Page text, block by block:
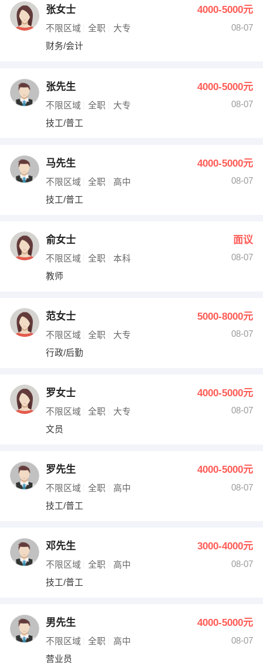
张女士 4000-5000元
不限区域 全职 大专
08-07
财务/会计
张先生 4000-5000元
不限区域 全职 大专
08-07
技工/普工
马先生 4000-5000元
不限区域 全职 高中
08-07
技工/普工
俞女士 面议
不限区域 全职 本科
08-07
教师
范女士 5000-8000元
不限区域 全职 大专
08-07
行政/后勤
罗女士 4000-5000元
不限区域 全职 大专
08-07
文员
罗先生 4000-5000元
不限区域 全职 高中
08-07
技工/普工
邓先生 3000-4000元
不限区域 全职 高中
08-07
技工/普工
男先生 4000-5000元
不限区域 全职 高中
08-07
营业员